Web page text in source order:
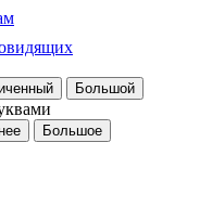
Большой
Большое